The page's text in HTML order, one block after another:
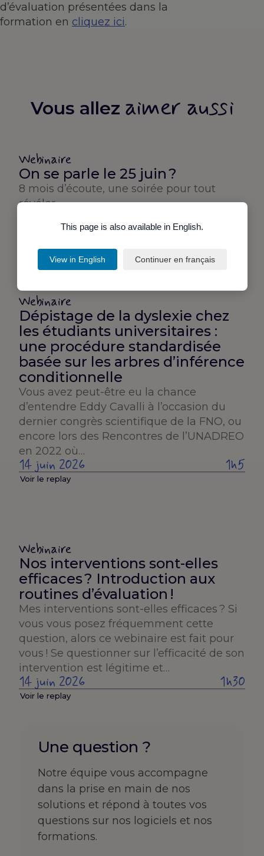
d’évaluation présentées dans la
formation en cliquez ici.
Vous allez aimer aussi
Webinaire
On se parle le 25 juin ?
8 mois d’écoute, une soirée pour tout
révéler
Voir le replay
Webinaire
Dépistage de la dyslexie chez
les étudiants universitaires :
une procédure standardisée
basée sur les arbres d’inférence
conditionnelle
Vous avez peut-être eu la chance
d’entendre Eddy Cavalli à l’occasion du
dernier congrès scientifique de la FNO, ou
encore lors des Rencontres de l’UNADREO
en 2022 où…
14 juin 2026 1h5
Voir le replay
Webinaire
Nos interventions sont-elles
efficaces ? Introduction aux
routines d’évaluation !
Mes interventions sont-elles efficaces ? Si
vous vous posez fréquemment cette
question, alors ce webinaire est fait pour
vous ! Se questionner sur l’efficacité de son
intervention est légitime et…
14 juin 2026 1h30
Voir le replay
Une question ?
Notre équipe vous accompagne
dans la prise en main de nos
solutions et répond à toutes vos
questions sur nos logiciels et nos
formations.
This page is also available in English.
View in English Continuer en français